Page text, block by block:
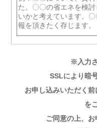
※入力
SSLにより暗
お申し込みいただく前
を
ご同意の上、 お